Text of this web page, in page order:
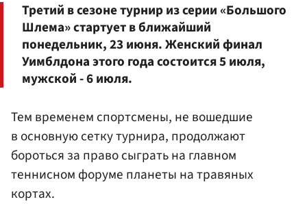
Третий в сезоне турнир из серии «Большого
Шлема» стартует в ближайший
понедельник, 23 июня. Женский финал
Уимблдона этого года состоится 5 июля,
мужской - 6 июля.
Тем временем спортсмены, не вошедшие
в основную сетку турнира, продолжают
бороться за право сыграть на главном
теннисном форуме планеты на травяных
кортах.